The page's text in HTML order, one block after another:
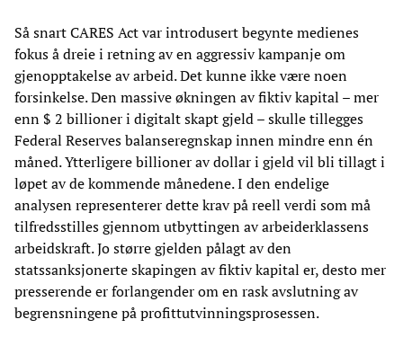
Så snart CARES Act var introdusert begynte medienes
fokus å dreie i retning av en aggressiv kampanje om
gjenopptakelse av arbeid. Det kunne ikke være noen
forsinkelse. Den massive økningen av fiktiv kapital – mer
enn $ 2 billioner i digitalt skapt gjeld – skulle tillegges
Federal Reserves balanseregnskap innen mindre enn én
måned. Ytterligere billioner av dollar i gjeld vil bli tillagt i
løpet av de kommende månedene. I den endelige
analysen representerer dette krav på reell verdi som må
tilfredsstilles gjennom utbyttingen av arbeiderklassens
arbeidskraft. Jo større gjelden pålagt av den
statssanksjonerte skapingen av fiktiv kapital er, desto mer
presserende er forlangender om en rask avslutning av
begrensningene på profittutvinningsprosessen.